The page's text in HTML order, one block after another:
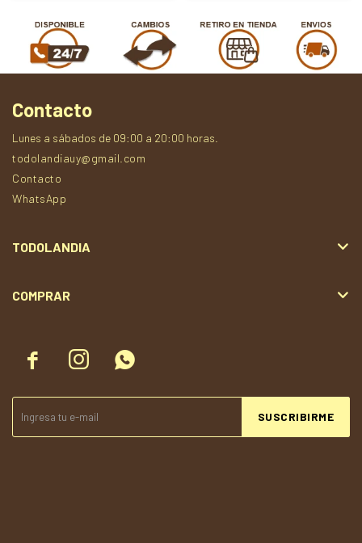
  
SUSCRIBIRME
Contacto
Lunes a sábados de 09:00 a 20:00 horas.
todolandiauy@gmail.com
Contacto
WhatsApp
TODOLANDIA
COMPRAR